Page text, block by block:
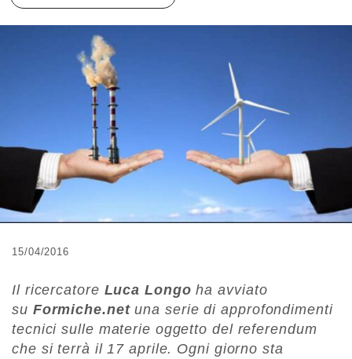
15/04/2016
Il ricercatore Luca Longo ha avviato
su Formiche.netuna serie di approfondimenti
tecnici sulle materie oggetto del referendum
che si terrà il 17 aprile. Ogni giorno sta